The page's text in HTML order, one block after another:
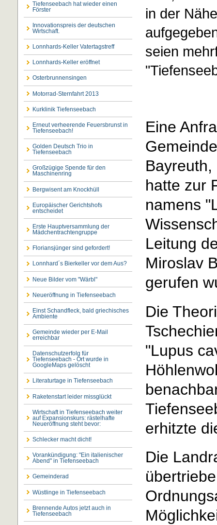
Tiefenseebach hat wieder einen
Förster
Innovationspreis der deutschen
Wirtschaft.
Lonnhards-Keller Vatertagstreff
Lonnhards-Keller eröffnet
Osterbrunnensingen
Motorrad-Sternfahrt 2013
Kurklinik Tiefenseebach
Erneut verheerende Feuersbrunst in
Tiefenseebach!
Golden Deutsch Trio in
Tiefenseebach
Großzügige Spende für den
Maschinenring
Bergwisent am Knockhüll
Europäischer Gerichtshofs
entscheidet
Erste Hauptversammlung der
Mädchentrachtengruppe
Floriansjünger sind gefordert!
Lonnhard´s Bierkeller vor dem Aus?
Neue Bilder vom "Wärbl"
Neueröffnung in Tiefenseebach
Einst Schandfleck, bald griechisches
Ambiente
Gemeinde wieder per E-Mail
erreichbar
Datenschutzerfolg für
Tiefenseebach - Ort wurde in
GoogleMaps gelöscht
Literaturtage in Tiefenseebach
Raketenstart leider missglückt
Wirtschaft in Tiefenseebach weiter
auf Expansionskurs: rästelhafte
Neueröffnung steht bevor:
Schlecker macht dicht!
Vorankündigung: "Ein italienischer
Abend" in Tiefenseebach
Gemeinderad
Wüstlinge in Tiefenseebach
Brennende Autos jetzt auch in
Tiefenseebach
in der
seien
Eine
hatte zur
namens
Leitung
Miroslav
gerufen
Die
"Lupus
erhitzte
Die